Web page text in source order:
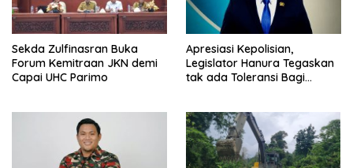
Sekda Zulfinasran Buka
Forum Kemitraan JKN demi
Capai UHC Parimo
Apresiasi Kepolisian,
Legislator Hanura Tegaskan
tak ada Toleransi Bagi